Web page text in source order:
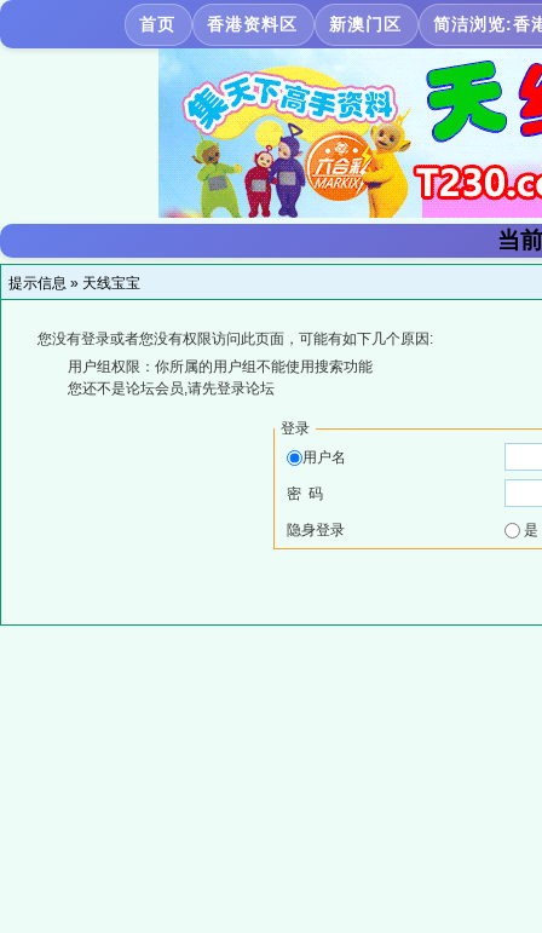
首页 香港资料区 新澳门区 简洁浏览:香
当
提示信息 » 天线宝宝
您没有登录或者您没有权限访问此页面，可能有如下几个原因:
用户组权限：你所属的用户组不能使用搜索功能
您还不是论坛会员,请先登录论坛
登录
用户名
密 码
隐身登录